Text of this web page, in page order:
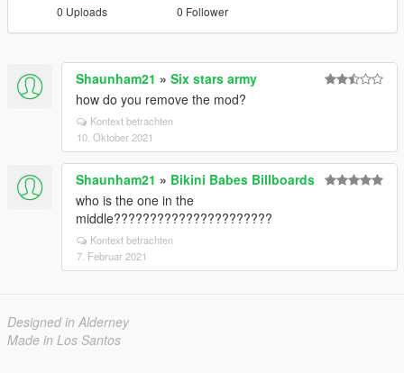
0 Uploads 0 Follower
Shaunham21 » Six stars army
how do you remove the mod?
Kontext betrachten
10. Oktober 2021
Shaunham21 » Bikini Babes Billboards
who is the one in the
middle??????????????????????
Kontext betrachten
7. Februar 2021
Designed in Alderney
Made in Los Santos